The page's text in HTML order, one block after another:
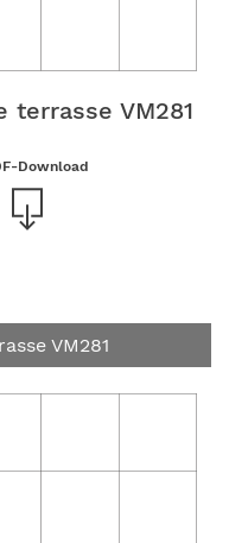
terrasse VM281
Download
VM281